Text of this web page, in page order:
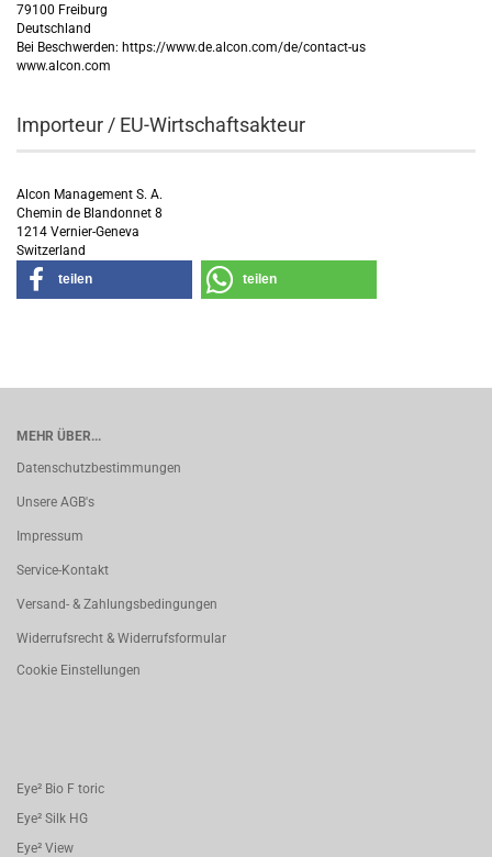
79100 Freiburg
Deutschland
Bei Beschwerden: https://www.de.alcon.com/de/contact-us
www.alcon.com
Importeur / EU-Wirtschaftsakteur
Alcon Management S. A.
Chemin de Blandonnet 8
1214 Vernier-Geneva
Switzerland
teilen
teilen
MEHR ÜBER...
Datenschutzbestimmungen
Unsere AGB's
Impressum
Service-Kontakt
Versand- & Zahlungsbedingungen
Widerrufsrecht & Widerrufsformular
Cookie Einstellungen
Eye² Bio F toric
Eye² Silk HG
Eye² View